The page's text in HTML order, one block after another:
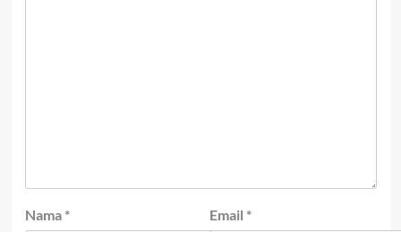
Nama * Email *